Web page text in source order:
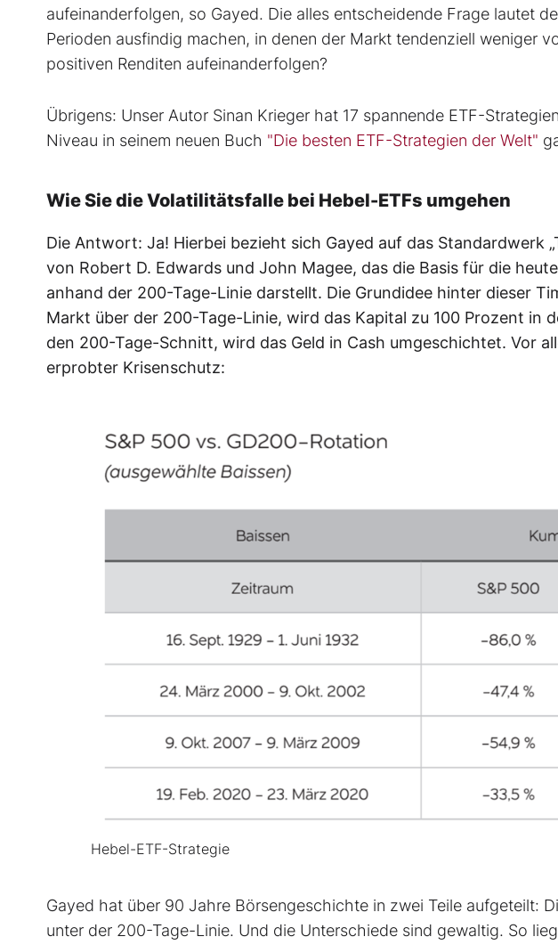
aufeinanderfolgen, so Gayed. Die alles entscheidende Frage lautet
Perioden ausfindig machen, in denen der Markt tendenziell weniger
positiven Renditen aufeinanderfolgen?
Übrigens: Unser Autor Sinan Krieger hat 17 spannende ETF-
Niveau in seinem neuen Buch "Die besten ETF-Strategien der Welt"
Wie Sie die Volatilitätsfalle bei Hebel-ETFs umgehen
Die Antwort: Ja! Hierbei bezieht sich Gayed auf das Standardwerk
von Robert D. Edwards und John Magee, das die Basis für die
anhand der 200-Tage-Linie darstellt. Die Grundidee hinter dieser
Markt über der 200-Tage-Linie, wird das Kapital zu 100 Prozent in
den 200-Tage-Schnitt, wird das Geld in Cash umgeschichtet. Vor
erprobter Krisenschutz:
Hebel-ETF-Strategie
Gayed hat über 90 Jahre Börsengeschichte in zwei Teile aufgeteilt:
unter der 200-Tage-Linie. Und die Unterschiede sind gewaltig. So